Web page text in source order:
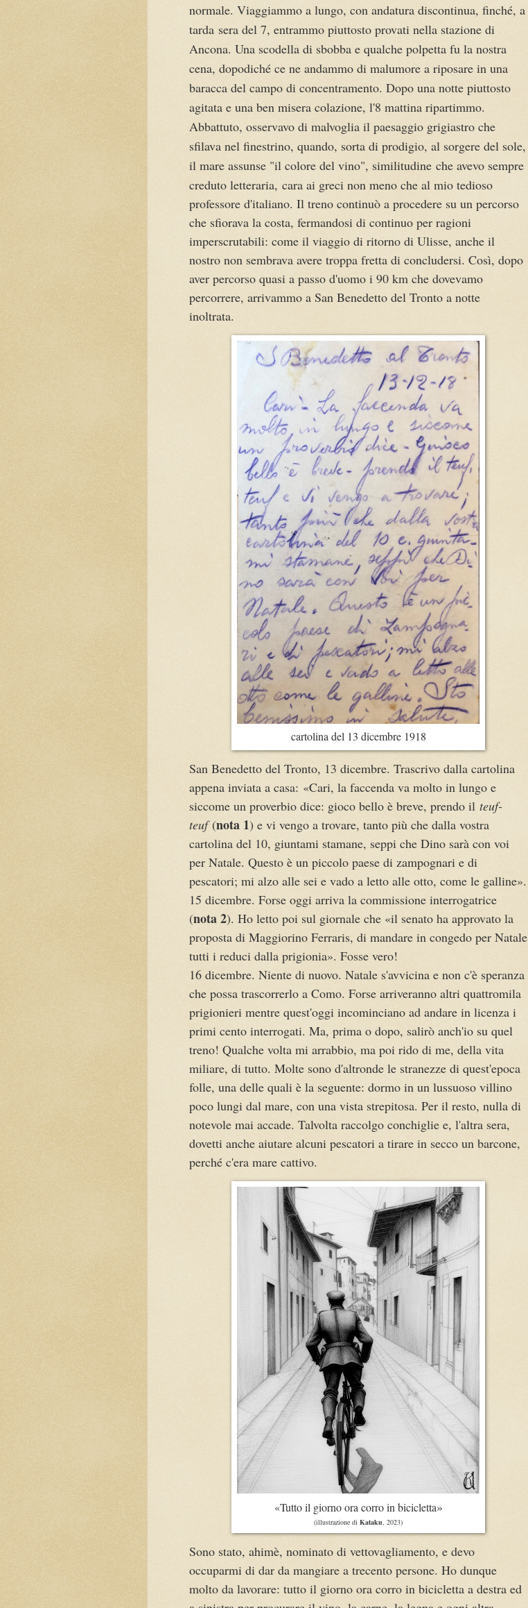
normale. Viaggiammo a lungo, con andatura discontinua, finché, a
tarda sera del 7, entrammo piuttosto provati nella stazione di
Ancona. Una scodella di sbobba e qualche polpetta fu la nostra
cena, dopodiché ce ne andammo di malumore a riposare in una
baracca del campo di concentramento. Dopo una notte piuttosto
agitata e una ben misera colazione, l'8 mattina ripartimmo.
Abbattuto, osservavo di malvoglia il paesaggio grigiastro che
sfilava nel finestrino, quando, sorta di prodigio, al sorgere del sole,
il mare assunse "il colore del vino", similitudine che avevo sempre
creduto letteraria, cara ai greci non meno che al mio tedioso
professore d'italiano. Il treno continuò a procedere su un percorso
che sfiorava la costa, fermandosi di continuo per ragioni
imperscrutabili: come il viaggio di ritorno di Ulisse, anche il
nostro non sembrava avere troppa fretta di concludersi. Così, dopo
aver percorso quasi a passo d'uomo i 90 km che dovevamo
percorrere, arrivammo a San Benedetto del Tronto a notte
inoltrata.
cartolina del 13 dicembre 1918
San Benedetto del Tronto, 13 dicembre. Trascrivo dalla cartolina
appena inviata a casa: «Cari, la faccenda va molto in lungo e
siccome un proverbio dice: gioco bello è breve, prendo il teuf-
teuf(nota 1) e vi vengo a trovare, tanto più che dalla vostra
cartolina del 10, giuntami stamane, seppi che Dino sarà con voi
per Natale. Questo è un piccolo paese di zampognari e di
pescatori; mi alzo alle sei e vado a letto alle otto, come le galline».
15 dicembre. Forse oggi arriva la commissione interrogatrice
(nota 2). Ho letto poi sul giornale che «il senato ha approvato la
proposta di Maggiorino Ferraris, di mandare in congedo per Natale
tutti i reduci dalla prigionia». Fosse vero!
16 dicembre. Niente di nuovo. Natale s'avvicina e non c'è speranza
che possa trascorrerlo a Como. Forse arriveranno altri quattromila
prigionieri mentre quest'oggi incominciano ad andare in licenza i
primi cento interrogati. Ma, prima o dopo, salirò anch'io su quel
treno! Qualche volta mi arrabbio, ma poi rido di me, della vita
miliare, di tutto. Molte sono d'altronde le stranezze di quest'epoca
folle, una delle quali è la seguente: dormo in un lussuoso villino
poco lungi dal mare, con una vista strepitosa. Per il resto, nulla di
notevole mai accade. Talvolta raccolgo conchiglie e, l'altra sera,
dovetti anche aiutare alcuni pescatori a tirare in secco un barcone,
perché c'era mare cattivo.
«Tutto il giorno ora corro in bicicletta»
(illustrazione di Kataku, 2023)
Sono stato, ahimè, nominato di vettovagliamento, e devo
occuparmi di dar da mangiare a trecento persone. Ho dunque
molto da lavorare: tutto il giorno ora corro in bicicletta a destra ed